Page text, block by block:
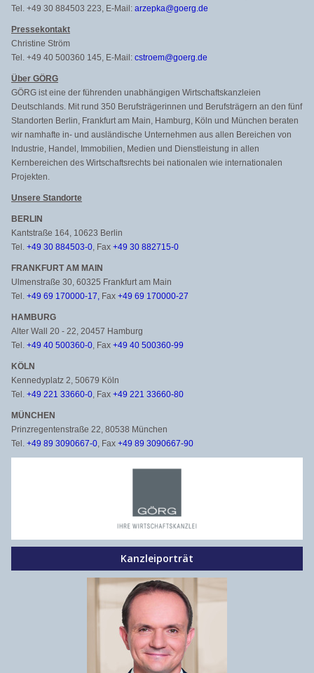
Tel. +49 30 884503 223, E-Mail: arzepka@goerg.de
Pressekontakt
Christine Ström
Tel. +49 40 500360 145, E-Mail: cstroem@goerg.de
Über GÖRG
GÖRG ist eine der führenden unabhängigen Wirtschaftskanzleien
Deutschlands. Mit rund 350 Berufsträgerinnen und Berufsträgern an den fünf
Standorten Berlin, Frankfurt am Main, Hamburg, Köln und München beraten
wir namhafte in- und ausländische Unternehmen aus allen Bereichen von
Industrie, Handel, Immobilien, Medien und Dienstleistung in allen
Kernbereichen des Wirtschaftsrechts bei nationalen wie internationalen
Projekten.
Unsere Standorte
BERLIN
Kantstraße 164, 10623 Berlin
Tel. +49 30 884503-0, Fax +49 30 882715-0
FRANKFURT AM MAIN
Ulmenstraße 30, 60325 Frankfurt am Main
Tel. +49 69 170000-17, Fax +49 69 170000-27
HAMBURG
Alter Wall 20 - 22, 20457 Hamburg
Tel. +49 40 500360-0, Fax +49 40 500360-99
KÖLN
Kennedyplatz 2, 50679 Köln
Tel. +49 221 33660-0, Fax +49 221 33660-80
MÜNCHEN
Prinzregentenstraße 22, 80538 München
Tel. +49 89 3090667-0, Fax +49 89 3090667-90
Kanzleiporträt